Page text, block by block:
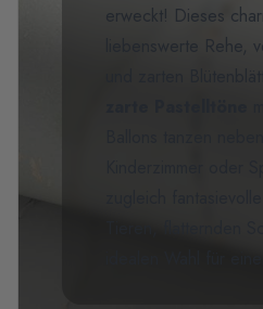
erweckt! Dieses
liebenswerte
und zarten
Ballons tanzen
Kinderzimmer oder
zugleich
Tieren, flatternden
idealen Wahl für